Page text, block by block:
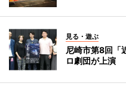
見る・遊ぶ
尼崎市第8回「
ロ劇団が上演